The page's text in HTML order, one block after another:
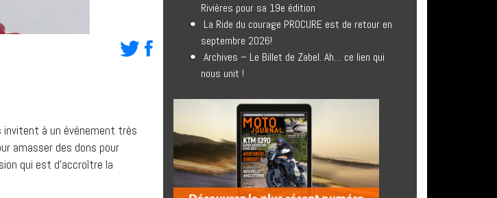
invitent à un événement très
amasser des dons pour
qui est d’accroître la
Rivières pour sa 19e édition
La Ride du courage PROCURE est de retour en
septembre 2026!
Archives – Le Billet de Zabel. Ah… ce lien qui
nous unit !